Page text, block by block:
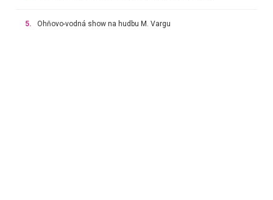
5. Ohňovo-vodná show na hudbu M. Vargu